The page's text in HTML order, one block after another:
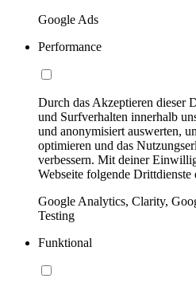
Google Ads
Performance
Durch das Akzeptieren dieser
und Surfverhalten innerhalb
und anonymisiert auswerten,
optimieren und das
verbessern. Mit deiner
Webseite folgende Drittdienste
Google Analytics, Clarity,
Testing
Funktional